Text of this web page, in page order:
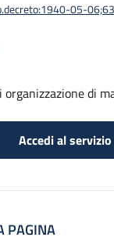
05-
organizzazione di
Accedi al servizio
PAGINA